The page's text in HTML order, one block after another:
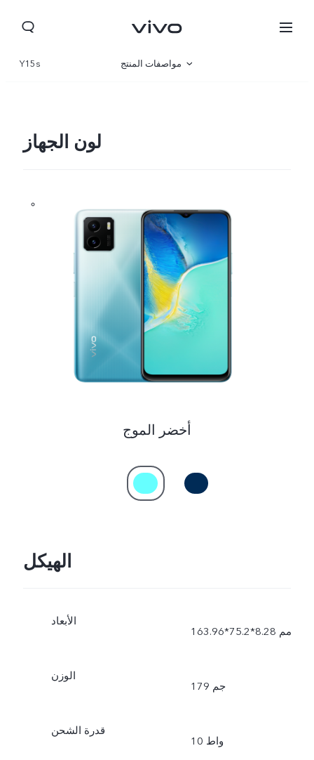
Iraq | حدد البلد/المنطقة
Y15s مواصفات المنتج
لون الجهاز
أخضر الموج
الهيكل
الأبعاد
163.96*75.2*8.28 مم
الوزن
179 جم
قدرة الشحن
10 واط